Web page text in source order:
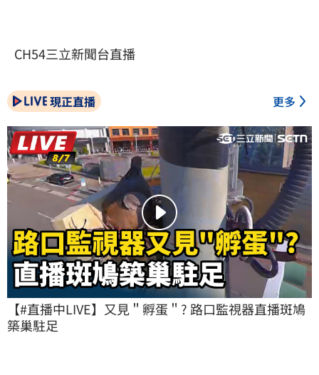
CH54三立新聞台直播
現正直播 更多
【#直播中LIVE】又見＂孵蛋＂? 路口監視器直播斑鳩
築巢駐足